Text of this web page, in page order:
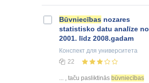
Būvniecības nozares
statistisko datu analīze no
2001. līdz 2008.gadam
Конспект для университета
22
... , taču pasliktinās būvniecības